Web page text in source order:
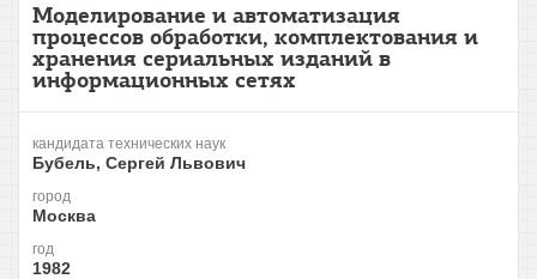
Моделирование и автоматизация
процессов обработки, комплектования и
хранения сериальных изданий в
информационных сетях
кандидата технических наук
Бубель, Сергей Львович
город
Москва
год
1982